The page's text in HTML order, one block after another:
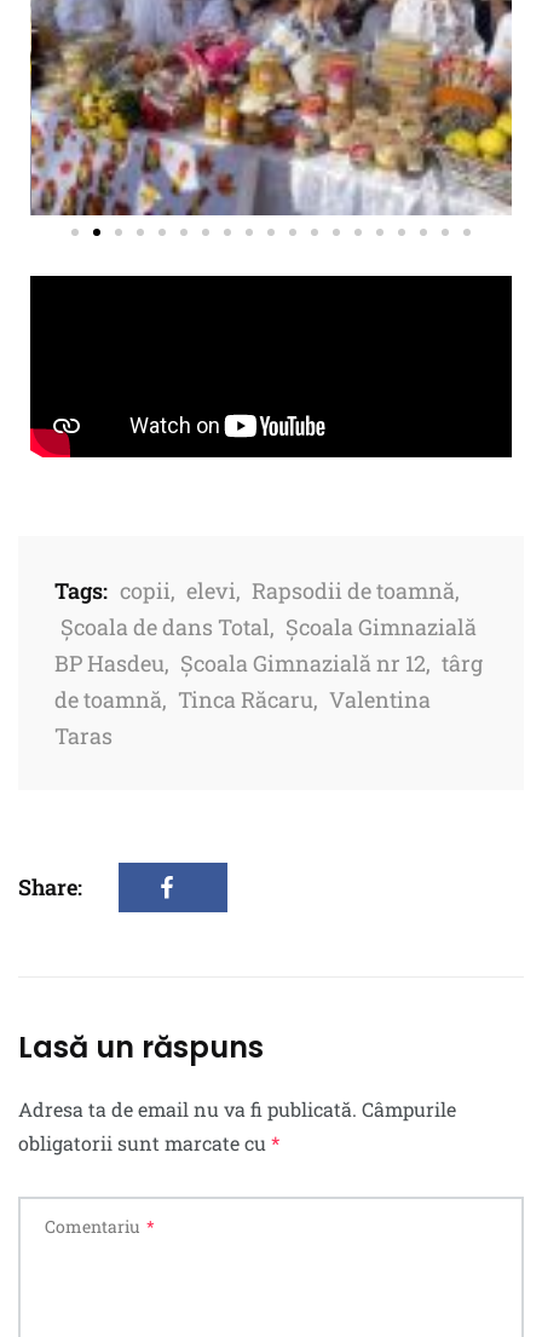
Tags: copii, elevi, Rapsodii de toamnă,
Școala de dans Total, Școala Gimnazială
BP Hasdeu, Școala Gimnazială nr 12, târg
de toamnă, Tinca Răcaru, Valentina
Taras
Share:
Lasă un răspuns
Adresa ta de email nu va fi publicată. Câmpurile
obligatorii sunt marcate cu *
Comentariu *